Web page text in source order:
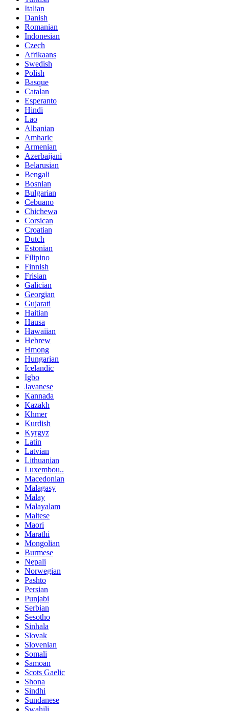
Italian
Danish
Romanian
Indonesian
Czech
Afrikaans
Swedish
Polish
Basque
Catalan
Esperanto
Hindi
Lao
Albanian
Amharic
Armenian
Azerbaijani
Belarusian
Bengali
Bosnian
Bulgarian
Cebuano
Chichewa
Corsican
Croatian
Dutch
Estonian
Filipino
Finnish
Frisian
Galician
Georgian
Gujarati
Haitian
Hausa
Hawaiian
Hebrew
Hmong
Hungarian
Icelandic
Igbo
Javanese
Kannada
Kazakh
Khmer
Kurdish
Kyrgyz
Latin
Latvian
Lithuanian
Luxembou..
Macedonian
Malagasy
Malay
Malayalam
Maltese
Maori
Marathi
Mongolian
Burmese
Nepali
Norwegian
Pashto
Persian
Punjabi
Serbian
Sesotho
Sinhala
Slovak
Slovenian
Somali
Samoan
Scots Gaelic
Shona
Sindhi
Sundanese
Swahili